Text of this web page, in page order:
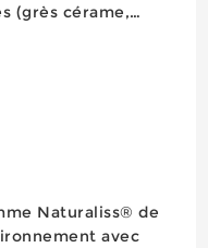
(grès cérame,
Naturaliss® de
avec